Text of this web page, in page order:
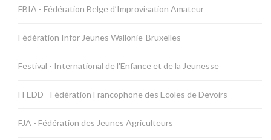
FBIA - Fédération Belge d’Improvisation Amateur
Fédération Infor Jeunes Wallonie-Bruxelles
Festival - International de l'Enfance et de la Jeunesse
FFEDD - Fédération Francophone des Ecoles de Devoirs
FJA - Fédération des Jeunes Agriculteurs